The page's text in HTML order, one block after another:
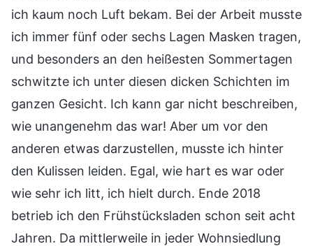
ich kaum noch Luft bekam. Bei der Arbeit musste
ich immer fünf oder sechs Lagen Masken tragen,
und besonders an den heißesten Sommertagen
schwitzte ich unter diesen dicken Schichten im
ganzen Gesicht. Ich kann gar nicht beschreiben,
wie unangenehm das war! Aber um vor den
anderen etwas darzustellen, musste ich hinter
den Kulissen leiden. Egal, wie hart es war oder
wie sehr ich litt, ich hielt durch. Ende 2018
betrieb ich den Frühstücksladen schon seit acht
Jahren. Da mittlerweile in jeder Wohnsiedlung